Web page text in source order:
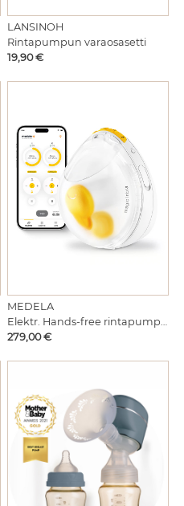
LANSINOH
Rintapumpun varaosasetti
Hinta
19,90 €
MEDELA
Elektr. Hands-free rintapumppu Magic In Bra Single
Hinta
279,00 €